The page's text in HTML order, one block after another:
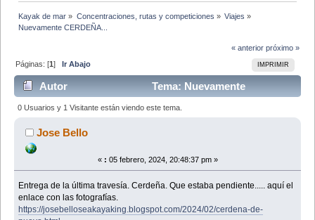
Kayak de mar » Concentraciones, rutas y competiciones » Viajes »
Nuevamente CERDEÑA...
« anterior próximo »
IMPRIMIR
Páginas: [1]Ir Abajo
Autor
Tema: Nuevamente
CERDEÑA... (Leído 50763 veces)
0 Usuarios y 1 Visitante están viendo este tema.
Jose Bello
« : 05 febrero, 2024, 20:48:37 pm »
Entrega de la última travesía. Cerdeña. Que estaba pendiente..... aquí el
enlace con las fotografías.
https://josebelloseakayaking.blogspot.com/2024/02/cerdena-de-